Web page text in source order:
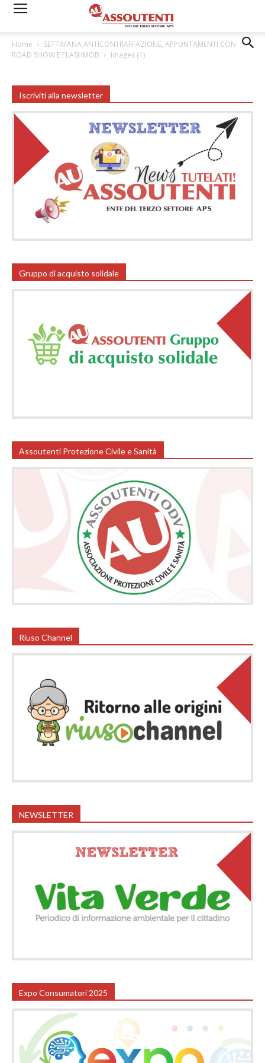
Home
SETTIMANA ANTICONTRAFFAZIONE, APPUNTAMENTI CON
ROAD SHOW E FLASHMOB
images (1)
Iscriviti alla newsletter
Gruppo di acquisto solidale
Assoutenti Protezione Civile e Sanità
Riuso Channel
NEWSLETTER
Expo Consumatori 2025